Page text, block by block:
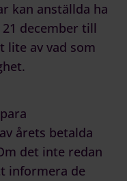
kan anställda ha
december till
lite av vad som
årets betalda
det inte redan
informera de